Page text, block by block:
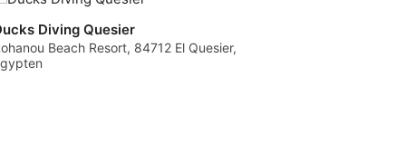
Diving Quesier
Beach Resort, 84712 El Quesier,